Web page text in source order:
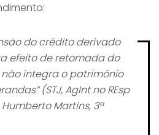
do crédito derivado
efeito de retomada do
integra o patrimônio
(STJ, AgInt no REsp
Humberto Martins, 3ª